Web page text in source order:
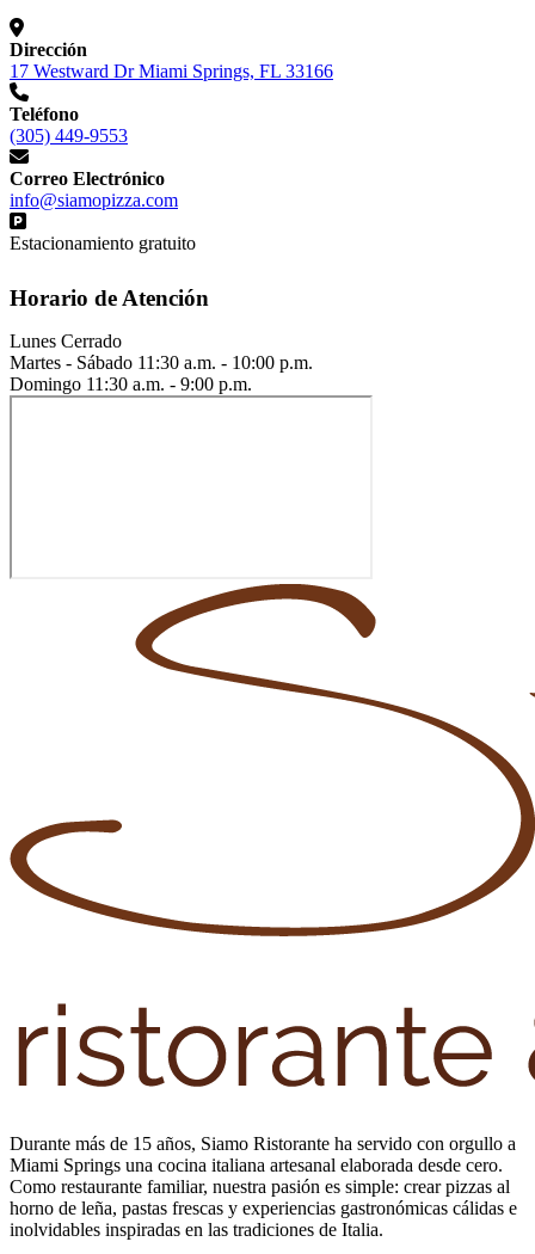
Dirección
17 Westward Dr Miami Springs, FL 33166
Teléfono
(305) 449-9553
Correo Electrónico
info@siamopizza.com
Estacionamiento gratuito
Horario de Atención
Lunes Cerrado
Martes - Sábado 11:30 a.m. - 10:00 p.m.
Domingo 11:30 a.m. - 9:00 p.m.
Durante más de 15 años, Siamo Ristorante ha servido con orgullo a
Miami Springs una cocina italiana artesanal elaborada desde cero.
Como restaurante familiar, nuestra pasión es simple: crear pizzas al
horno de leña, pastas frescas y experiencias gastronómicas cálidas e
inolvidables inspiradas en las tradiciones de Italia.